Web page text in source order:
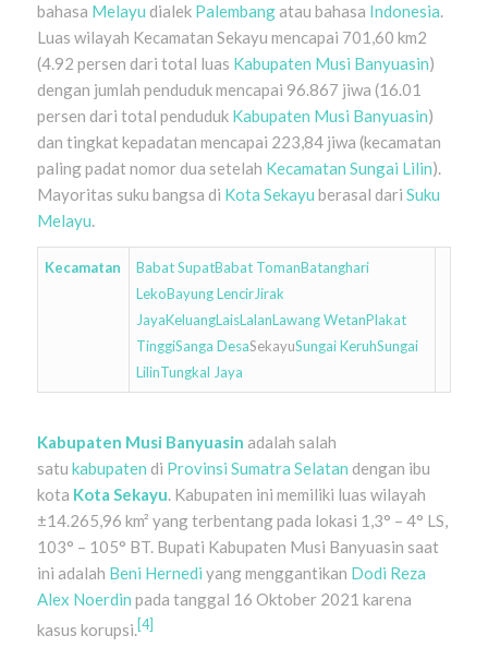
bahasa Melayu dialek Palembangatau bahasa Indonesia.
Luas wilayah Kecamatan Sekayu mencapai 701,60 km2
(4.92 persen dari total luas Kabupaten Musi Banyuasin)
dengan jumlah penduduk mencapai 96.867 jiwa (16.01
persen dari total penduduk Kabupaten Musi Banyuasin)
dan tingkat kepadatan mencapai 223,84 jiwa (kecamatan
paling padat nomor dua setelah Kecamatan Sungai Lilin).
Mayoritas suku bangsa di Kota Sekayu berasal dari Suku
Melayu.
Kecamatan Babat SupatBabat TomanBatanghari
LekoBayung LencirJirak
JayaKeluangLaisLalanLawang WetanPlakat
TinggiSanga DesaSekayuSungai KeruhSungai
LilinTungkal Jaya
Kabupaten Musi Banyuasin adalah salah
satu kabupaten di Provinsi Sumatra Selatan dengan ibu
kota Kota Sekayu. Kabupaten ini memiliki luas wilayah
±14.265,96 km² yang terbentang pada lokasi 1,3° – 4° LS,
103° – 105° BT. Bupati Kabupaten Musi Banyuasin saat
ini adalah Beni Hernedi yang menggantikan Dodi Reza
Alex Noerdin pada tanggal 16 Oktober 2021 karena
kasus korupsi. [4]